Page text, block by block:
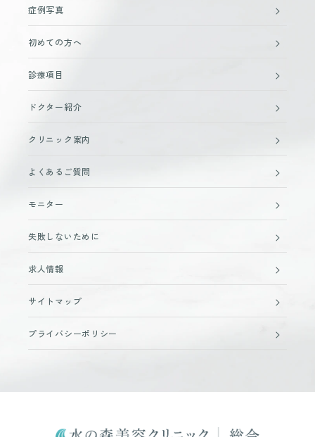
症例写真
初めての方へ
診療項目
ドクター紹介
クリニック案内
よくあるご質問
モニター
失敗しないために
求人情報
サイトマップ
プライバシーポリシー